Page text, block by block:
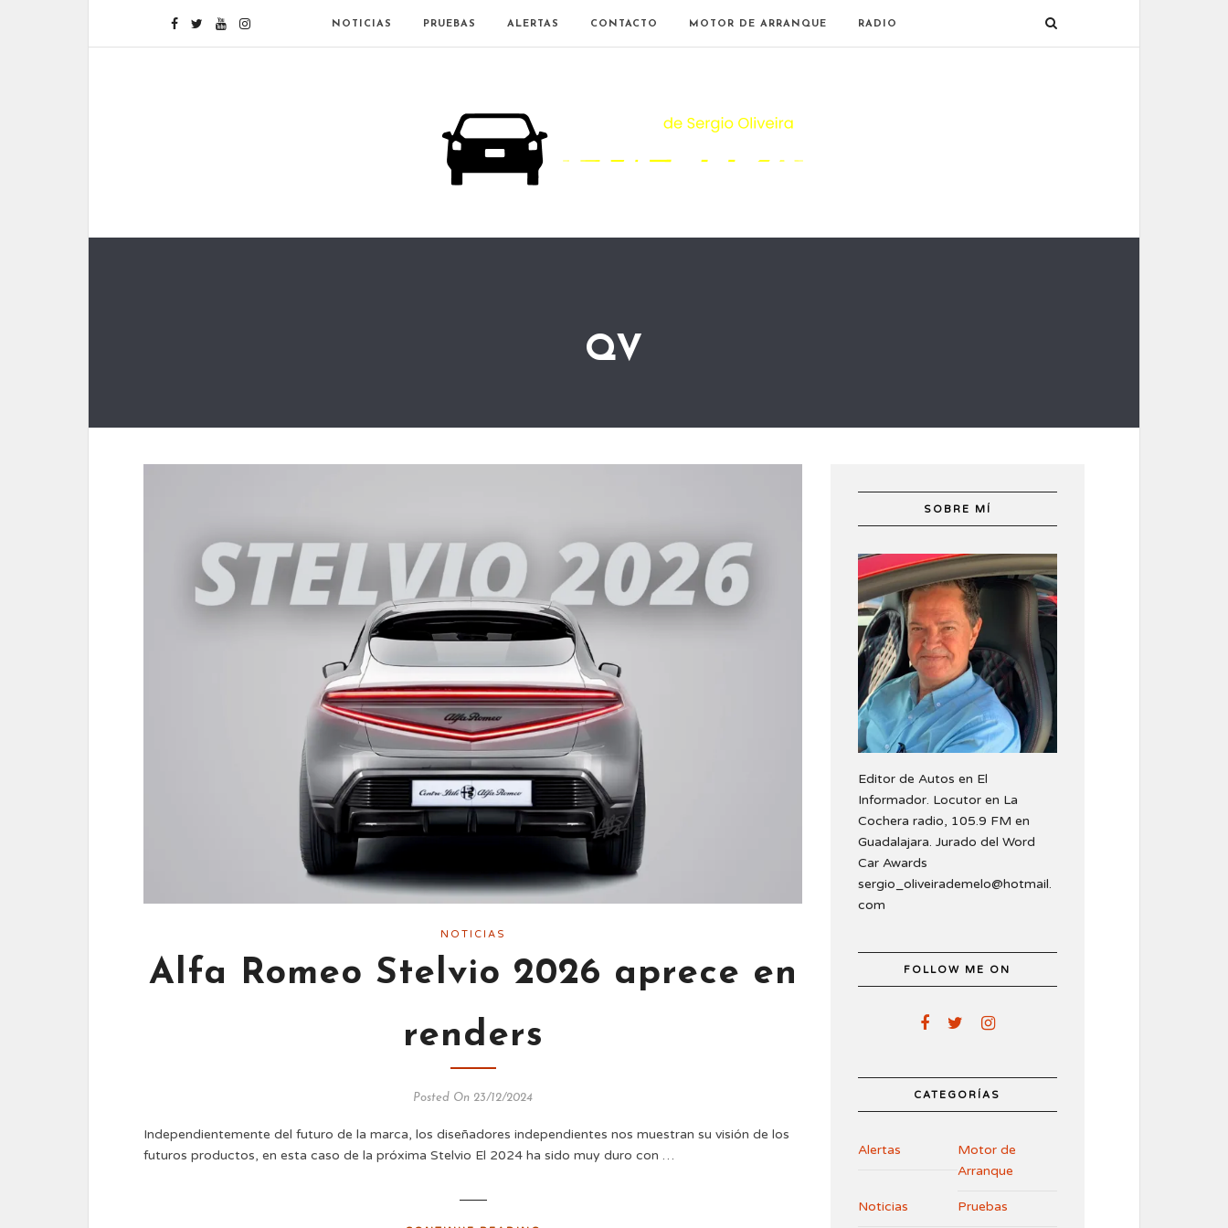
NOTICIAS PRUEBAS ALERTAS CONTACTO MOTOR DE ARRANQUE RADIO
QV
NOTICIAS
Alfa Romeo Stelvio 2026 aprece en
renders
Posted On 23/12/2024
Independientemente del futuro de la marca, los diseñadores independientes nos muestran su visión de los
futuros productos, en esta caso de la próxima Stelvio El 2024 ha sido muy duro con …
SOBRE MÍ
Editor de Autos en El
Informador. Locutor en La
Cochera radio, 105.9 FM en
Guadalajara. Jurado del Word
Car Awards
sergio_oliveirademelo@hotmail.
com
FOLLOW ME ON
CATEGORÍAS
Alertas
Motor de
Arranque
Noticias Pruebas